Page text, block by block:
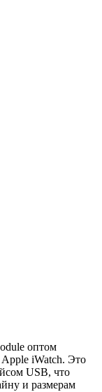
оптом
iWatch. Это
USB, что
и размерам